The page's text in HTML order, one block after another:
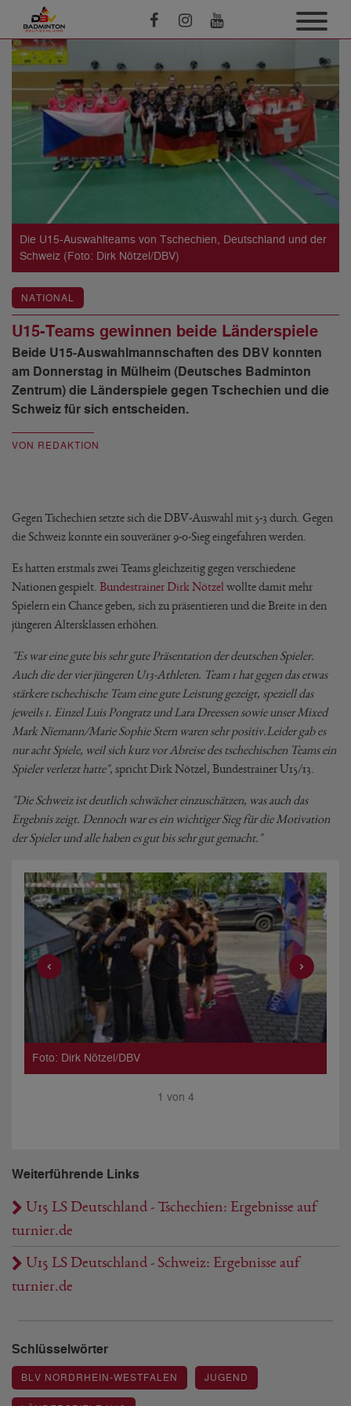
Die U15-Auswahlteams von Tschechien, Deutschland und der
Schweiz (Foto: Dirk Nötzel/DBV)
NATIONAL
U15-Teams gewinnen beide Länderspiele
Beide U15-Auswahlmannschaften des DBV konnten
am Donnerstag in Mülheim (Deutsches Badminton
Zentrum) die Länderspiele gegen Tschechien und die
Schweiz für sich entscheiden.
VON REDAKTION
Gegen Tschechien setzte sich die DBV-Auswahl mit 5-3 durch. Gegen
die Schweiz konnte ein souveräner 9-0-Sieg eingefahren werden.
Es hatten erstmals zwei Teams gleichzeitig gegen verschiedene
Nationen gespielt. Bundestrainer Dirk Nötzel wollte damit mehr
Spielern ein Chance geben, sich zu präsentieren und die Breite in den
jüngeren Altersklassen erhöhen.
"Es war eine gute bis sehr gute Präsentation der deutschen Spieler.
Auch die der vier jüngeren U13-Athleten. Team 1 hat gegen das etwas
stärkere tschechische Team eine gute Leistung gezeigt, speziell das
jeweils 1. Einzel Luis Pongratz und Lara Dreessen sowie unser Mixed
Mark Niemann/Marie Sophie Stern waren sehr positiv.Leider gab es
nur acht Spiele, weil sich kurz vor Abreise des tschechischen Teams ein
Spieler verletzt hatte", spricht Dirk Nötzel, Bundestrainer U15/13.
"Die Schweiz ist deutlich schwächer einzuschätzen, was auch das
Ergebnis zeigt. Dennoch war es ein wichtiger Sieg für die Motivation
der Spieler und alle haben es gut bis sehr gut gemacht."
Foto: Dirk Nötzel/DBV
1 von 4
Weiterführende Links
U15 LS Deutschland - Tschechien: Ergebnisse auf
turnier.de
U15 LS Deutschland - Schweiz: Ergebnisse auf
turnier.de
Schlüsselwörter
BLV NORDRHEIN-WESTFALEN JUGEND